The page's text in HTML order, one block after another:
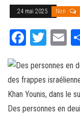
24 mai 2025 Non
Fa
bo
ok
T
tt
er
E
Des personnes en